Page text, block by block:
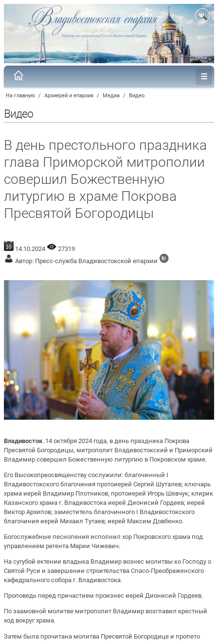
На главную / Архиерей и епархия / Медиа / Видео
Видео
В день престольного праздника
глава Приморской митрополии
совершил Божественную
литургию в храме Покрова
Пресвятой Богородицы
14.10.2024
27319
Автор: Пресс-служба Владивостокской епархии
Владивосток. 14 октября 2024 года, в день праздника Покрова
Пресвятой Богородицы, митрополит Владивостокский и Приморский
Владимир совершил Божественную литургию в Покровском храме.
Его Высокопреосвященству сослужили: благочинный I
Владивостокского благочиния протоиерей Сергий Шуталев; ключарь
храма иерей Владимир Плотников; протоиерей Игорь Шевчук; клирик
Казанского храма г. Владивостока иерей Дионисий Гордеев; иерей
Виктор Архипов; заместитель благочинного I Владивостокского
благочиния иерей Михаил Тутаев; иерей Максим Довбенко.
Богослужебные песнопения исполнил хор Покровского храма под
управлением регента Марии Чижевич.
На сугубой ектении владыка Владимир вознес молитвы ко Господу о
Святой Руси и завершении строительства Спасо-Преображенского
кафедрального собора г. Владивостока.
Проповедь перед причастием произнес иерей Дионисий Гордеев.
По заамовной молитве митрополит Владимир возглавил крестный
ход вокруг храма.
Затем была прочитана молитва Пресвятой Богородице и пропето